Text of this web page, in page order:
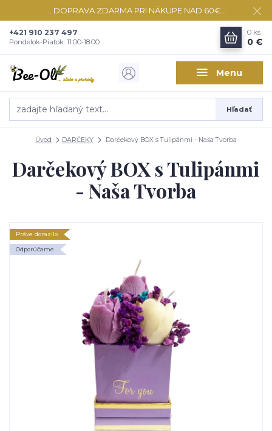
... DOPRAVA ZDARMA PRI NÁKUPE NAD 60€...
Menu
Hľadať
+421 910 237 497
Pondelok-Piatok: 11:00-18:00
0 ks
0 €
Úvod DARČEKY Darčekový BOX s Tulipánmi - Naša Tvorba
Darčekový BOX s Tulipánmi
- Naša Tvorba
Práve dorazilo
Odporúčame